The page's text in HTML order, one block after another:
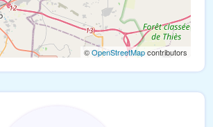
©OpenStreetMapcontributors